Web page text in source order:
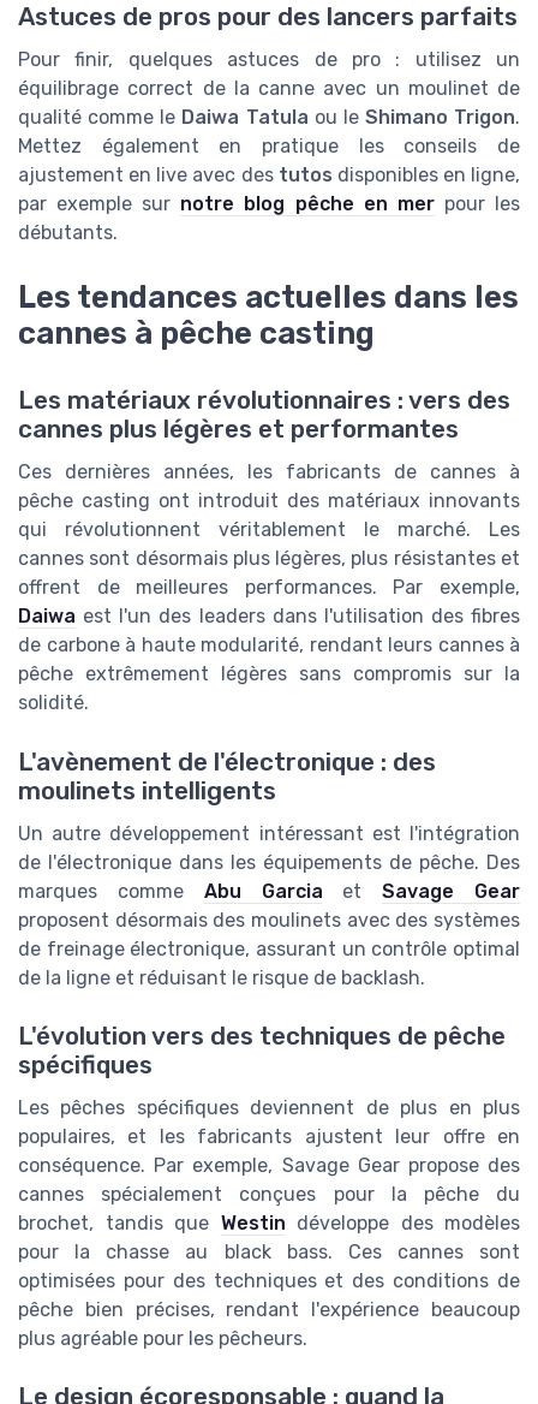
Astuces de pros pour des lancers parfaits
Pour finir, quelques astuces de pro : utilisez un
équilibrage correct de la canne avec un moulinet de
qualité comme le Daiwa Tatula ou le Shimano Trigon.
Mettez également en pratique les conseils de
ajustement en live avec des tutos disponibles en ligne,
par exemple sur notre blog pêche en merpour les
débutants.
Les tendances actuelles dans les
cannes à pêche casting
Les matériaux révolutionnaires : vers des
cannes plus légères et performantes
Ces dernières années, les fabricants de cannes à
pêche casting ont introduit des matériaux innovants
qui révolutionnent véritablement le marché. Les
cannes sont désormais plus légères, plus résistantes et
offrent de meilleures performances. Par exemple,
Daiwa est l'un des leaders dans l'utilisation des fibres
de carbone à haute modularité, rendant leurs cannes à
pêche extrêmement légères sans compromis sur la
solidité.
L'avènement de l'électronique : des
moulinets intelligents
Un autre développement intéressant est l'intégration
de l'électronique dans les équipements de pêche. Des
marques comme Abu Garcia etSavage Gear
proposent désormais des moulinets avec des systèmes
de freinage électronique, assurant un contrôle optimal
de la ligne et réduisant le risque de backlash.
L'évolution vers des techniques de pêche
spécifiques
Les pêches spécifiques deviennent de plus en plus
populaires, et les fabricants ajustent leur offre en
conséquence. Par exemple, Savage Gear propose des
cannes spécialement conçues pour la pêche du
brochet, tandis que Westin développe des modèles
pour la chasse au black bass. Ces cannes sont
optimisées pour des techniques et des conditions de
pêche bien précises, rendant l'expérience beaucoup
plus agréable pour les pêcheurs.
Le design écoresponsable : quand la